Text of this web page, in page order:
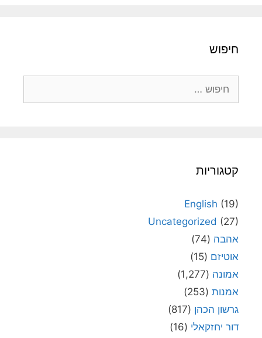
חיפוש
קטגוריות
English (19)
Uncategorized (27)
אהבה (74)
אוטיזם (15)
אמונה (1,277)
אמנות (253)
גרשון הכהן (817)
דור יחזקאלי (16)